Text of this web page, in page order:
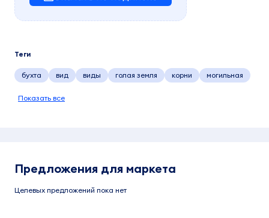
Теги
бухта вид виды голая земля корни могильная
Показать все
Предложения для маркета
Целевых предложений пока нет